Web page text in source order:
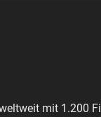
mit 1.200